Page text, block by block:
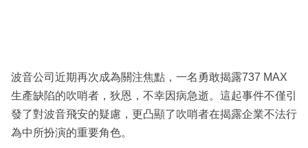
區
波音公司近期再次成為關注焦點，一名勇敢揭露737 MAX
生產缺陷的吹哨者，狄恩，不幸因病急逝。這起事件不僅引
發了對波音飛安的疑慮，更凸顯了吹哨者在揭露企業不法行
為中所扮演的重要角色。